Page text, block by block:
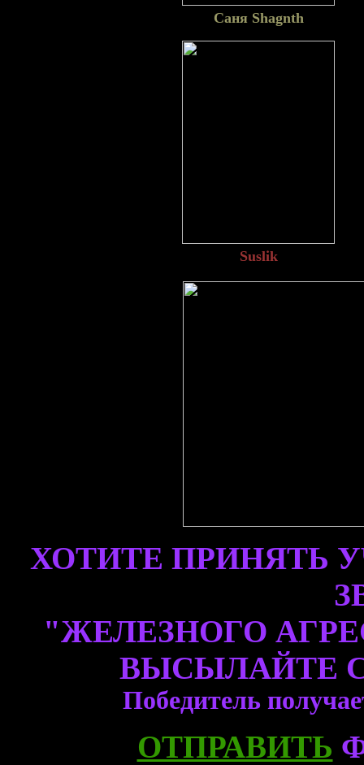
Саня Shagnth
Suslik
ХОТИТЕ ПРИНЯТЬ
"ЖЕЛЕЗНОГО
ВЫСЫЛАЙТЕ
Победитель
ОТПРАВИТЬ